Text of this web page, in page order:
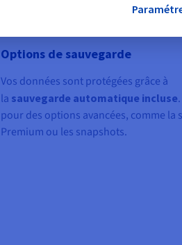
Options de sauvegarde
Vos données sont protégées grâce à
la sauvegarde automatique incluse
pour des options avancées, comme la
Premium ou les snapshots.